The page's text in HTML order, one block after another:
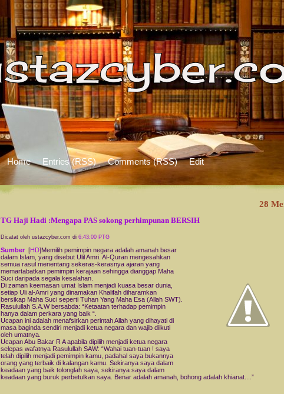
Home Entries (RSS) Comments (RSS) Edit
28
TG Haji Hadi :Mengapa PAS sokong perhimpunan BERSIH
Dicatat oleh ustazcyber.com di 6:43:00 PTG
Sumber [HD]Memilih pemimpin negara adalah amanah besar
dalam Islam, yang disebut Ulil Amri. Al-Quran mengesahkan
semua rasul menentang sekeras-kerasnya ajaran yang
memartabatkan pemimpin kerajaan sehingga dianggap Maha
Suci daripada segala kesalahan.
Di zaman keemasan umat Islam menjadi kuasa besar dunia,
setiap Uli al-Amri yang dinamakan Khalifah diharamkan
bersikap Maha Suci seperti Tuhan Yang Maha Esa (Allah SWT).
Rasulullah S.A.W bersabda: “Ketaatan terhadap pemimpin
hanya dalam perkara yang baik “.
Ucapan ini adalah menafsirkan perintah Allah yang dihayati di
masa baginda sendiri menjadi ketua negara dan wajib diikuti
oleh umatnya.
Ucapan Abu Bakar R A apabila dipilih menjadi ketua negara
selepas wafatnya Rasulullah SAW: “Wahai tuan-tuan ! saya
telah dipilih menjadi pemimpin kamu, padahal saya bukannya
orang yang terbaik di kalangan kamu. Sekiranya saya dalam
keadaan yang baik tolonglah saya, sekiranya saya dalam
keadaan yang buruk perbetulkan saya. Benar adalah amanah, bohong adalah khianat....”